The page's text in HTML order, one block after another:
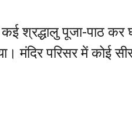
श्रद्धालु पूजा-पाठ
परिसर में कोई